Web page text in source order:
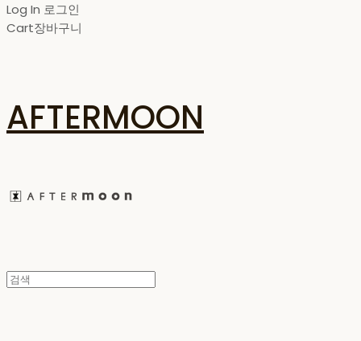
Log In 로그인
Cart장바구니
AFTERMOON